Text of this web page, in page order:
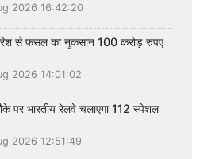
2026 16:42:20
से फसल का नुकसान 100 करोड़ रुपए
2026 14:01:02
पर भारतीय रेलवे चलाएगा 112 स्पेशल
2026 12:51:49